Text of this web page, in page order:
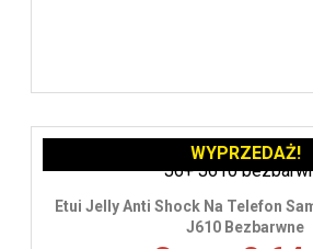
Etui Jelly Anti Shock Na Telefon
J610 Bezbarwne
WYPRZEDAŻ!